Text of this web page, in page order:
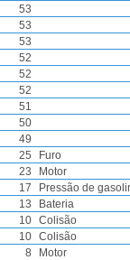
53
53
53
52
52
52
51
50
49
25
Furo
23
Motor
17
Pressão de
13
Bateria
10
Colisão
10
Colisão
8
Motor